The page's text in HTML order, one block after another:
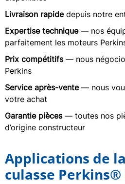
Livraison rapidedepuis notre
Expertise technique— nos
parfaitement les moteurs
Prix compétitifs— nous
Perkins
Service après-vente— nous
votre achat
Garantie pièces— toutes nos
d’origine constructeur
Applications de
culasse Perkins®